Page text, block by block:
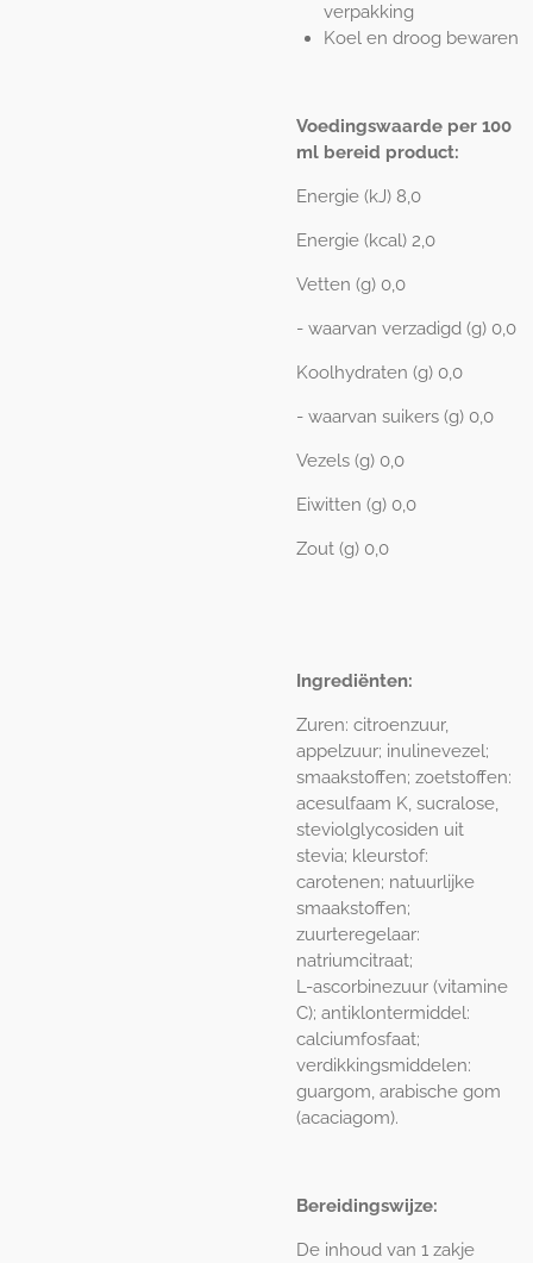
verpakking
Koel en droog bewaren
Voedingswaarde per 100
ml bereid product:
Energie (kJ) 8,0
Energie (kcal) 2,0
Vetten (g) 0,0
- waarvan verzadigd (g) 0,0
Koolhydraten (g) 0,0
- waarvan suikers (g) 0,0
Vezels (g) 0,0
Eiwitten (g) 0,0
Zout (g) 0,0
Ingrediënten:
Zuren: citroenzuur,
appelzuur; inulinevezel;
smaakstoffen; zoetstoffen:
acesulfaam K, sucralose,
steviolglycosiden uit
stevia; kleurstof:
carotenen; natuurlijke
smaakstoffen;
zuurteregelaar:
natriumcitraat;
L-ascorbinezuur (vitamine
C); antiklontermiddel:
calciumfosfaat;
verdikkingsmiddelen:
guargom, arabische gom
(acaciagom).
Bereidingswijze:
De inhoud van 1 zakje